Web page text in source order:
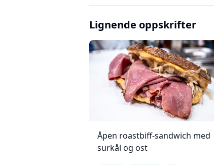
Lignende oppskrifter
Åpen roastbiff-sandwich med
surkål og ost